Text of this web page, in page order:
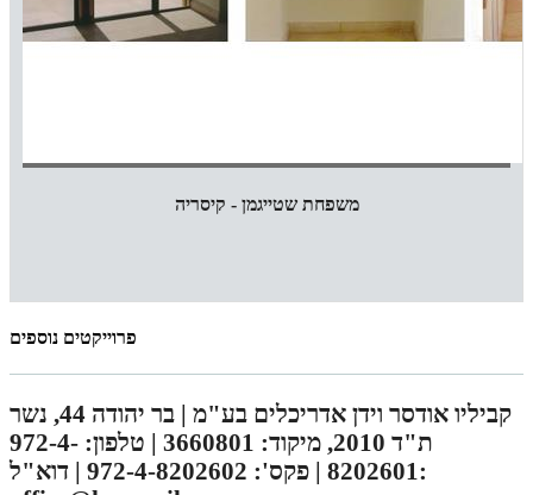
משפחת שטייגמן - קיסריה
פרוייקטים נוספים
קביליו אודסר וידן אדריכלים בע"מ | בר יהודה 44, נשר
ת"ד 2010, מיקוד: 3660801 | טלפון: 972-4-
8202601 | פקס': 972-4-8202602 | דוא"ל: